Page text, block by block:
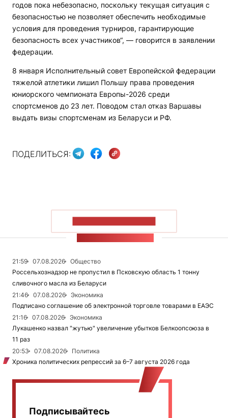
годов пока небезопасно, поскольку текущая ситуация с
безопасностью не позволяет обеспечить необходимые
условия для проведения турниров, гарантирующие
безопасность всех участников“, — говорится в заявлении
федерации.
8 января Исполнительный совет Европейской федерации
тяжелой атлетики лишил Польшу права проведения
юниорского чемпионата Европы-2026 среди
спортсменов до 23 лет. Поводом стал отказ Варшавы
выдать визы спортсменам из Беларуси и РФ.
ПОДЕЛИТЬСЯ:
21:59 07.08.2026
Общество
Россельхознадзор не пропустил в Псковскую область 1 тонну
сливочного масла из Беларуси
21:46
07.08.2026
Экономика
Подписано соглашение об электронной торговле товарами в ЕАЭС
21:16
07.08.2026
Экономика
Лукашенко назвал "жутью" увеличение убытков Белкоопсоюза в
11 раз
20:53
07.08.2026
Политика
Хроника политических репрессий за 6–7 августа 2026 года
Подписывайтесь